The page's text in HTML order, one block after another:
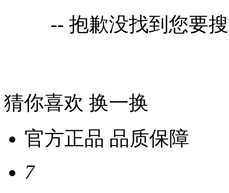
-- 抱歉没找到您要
猜你喜欢 换一换
官方正品 品质保障
7